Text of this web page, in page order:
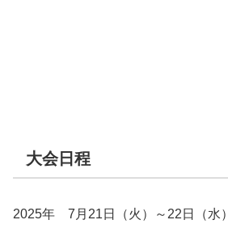
大会日程
2025年 7月21日（火）～22日（水）